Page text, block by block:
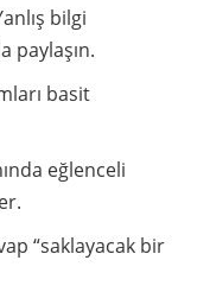
bilgi
paylaşın.
basit
eğlenceli
“saklayacak bir